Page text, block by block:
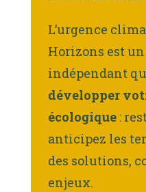
L’urgence
Horizons est
indépendant
développer
écologique :
anticipez les
des solutions,
enjeux.